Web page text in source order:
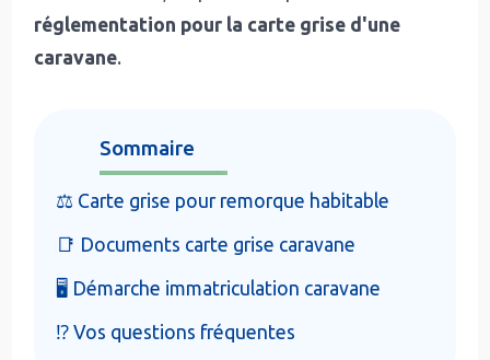
réglementation pour la carte grise d'une
caravane.
Sommaire
⚖️ Carte grise pour remorque habitable
📑 Documents carte grise caravane
🖥️ Démarche immatriculation caravane
⁉️ Vos questions fréquentes